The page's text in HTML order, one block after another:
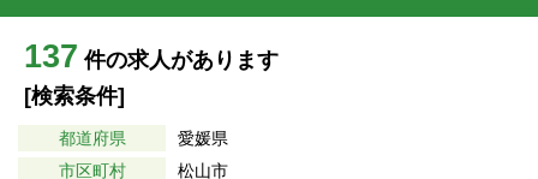
137 件の求人があります
[検索条件]
都道府県
愛媛県
市区町村
松山市